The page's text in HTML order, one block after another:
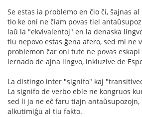
Se estas ia problemo en ĉio ĉi, ŝajnas
tio ke oni ne ĉiam povas tiel
laŭ la "ekvivalentoj" en la denaska
tiu nepovo estas ĝena afero, sed mi ne
problemon ĉar oni tute ne povas
lernado de ajna lingvo, inkluzive de
La distingo inter "signifo" kaj
La signifo de verbo eble ne kongruos
sed li ja ne eĉ faru tiajn antaŭsupozojn,
alkutimiĝu al tiu fakto.